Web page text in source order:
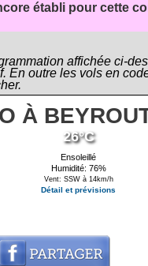
établi pour cette
affichée ci-
En outre les vols en
À
26°C
Ensoleillé
Humidité: 76%
Vent: SSW à 14km/h
Détail et prévisions